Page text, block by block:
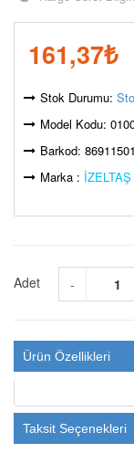
161,37₺
Stok Durumu:
Model Kodu:
Barkod:
Marka : İZELTAŞ
Adet -
Ürün Özellikleri
Taksit Seçenekleri